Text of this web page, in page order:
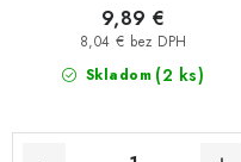
Skladom (2 ks)
8,04 € bez DPH
9,89 €